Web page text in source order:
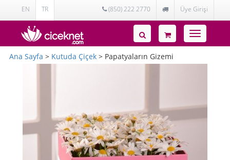
EN TR (850) 222 2770 Üye Girişi
Toggle
navigation
Ana Sayfa > Kutuda Çiçek > Papatyaların Gizemi